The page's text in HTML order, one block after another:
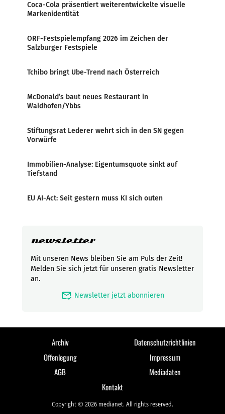
Coca-Cola präsentiert weiterentwickelte visuelle
Markenidentität
ORF-Festspielempfang 2026 im Zeichen der
Salzburger Festspiele
Tchibo bringt Ube-Trend nach Österreich
McDonald’s baut neues Restaurant in
Waidhofen/Ybbs
Stiftungsrat Lederer wehrt sich in den SN gegen
Vorwürfe
Immobilien-Analyse: Eigentumsquote sinkt auf
Tiefstand
EU AI-Act: Seit gestern muss KI sich outen
newsletter
Mit unseren News bleiben Sie am Puls der Zeit!
Melden Sie sich jetzt für unseren gratis Newsletter
an.
mark_email_read Newsletter jetzt abonnieren
Archiv
Datenschutzrichtlinien
Offenlegung
Impressum
AGB
Mediadaten
Kontakt
Copyright © 2026 medianet. All rights reserved.